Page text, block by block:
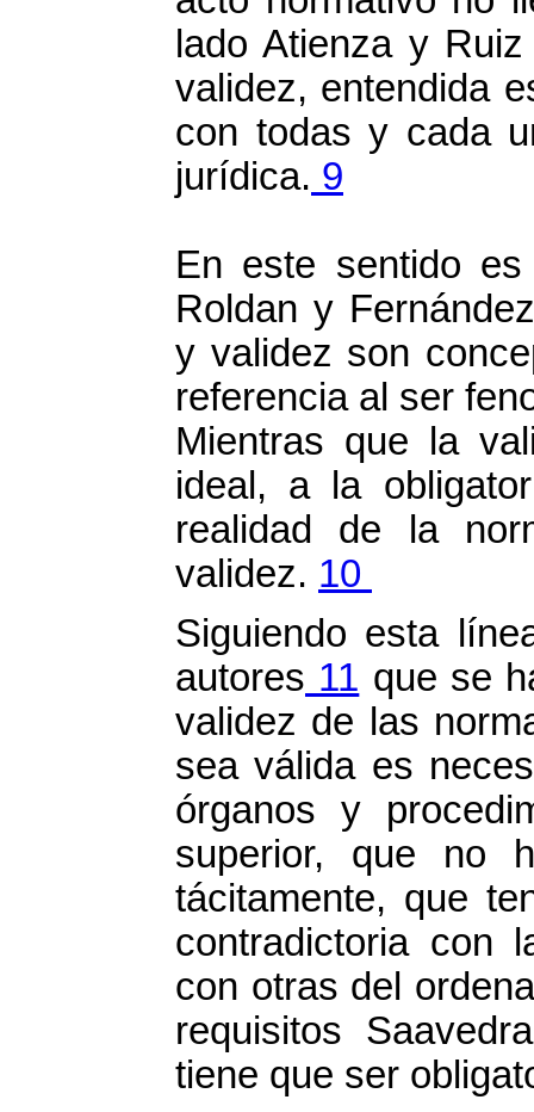
lado Atienza y
validez, entendida
con todas y cada
jurídica. 9
En este sentido
Roldan y
y validez son
referencia al ser
Mientras que la
ideal, a la
realidad de la
validez. 10
Siguiendo esta
autores 11 que se
validez de las
sea válida es
órganos y
superior, que no
tácitamente, que
contradictoria con
con otras del
requisitos
tiene que ser